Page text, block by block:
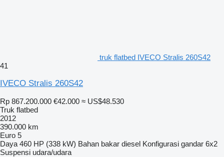
truk flatbed IVECO Stralis 260S42
41
IVECO Stralis 260S42
Rp 867.200.000 €42.000 ≈ US$48.530
Truk flatbed
2012
390.000 km
Euro 5
Daya 460 HP (338 kW) Bahan bakar diesel Konfigurasi gandar 6x2
Suspensi udara/udara